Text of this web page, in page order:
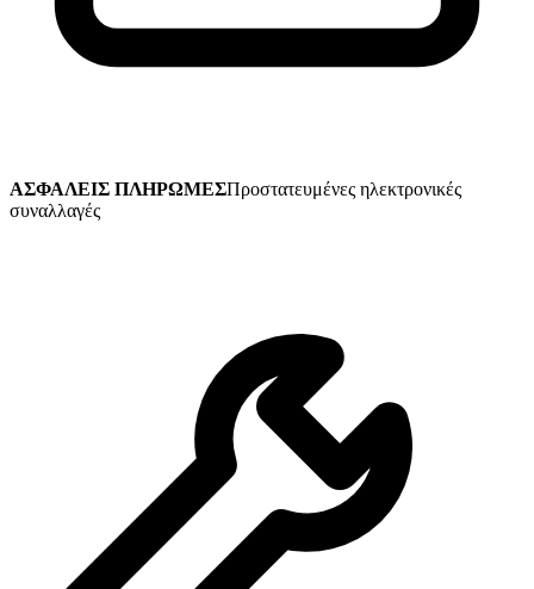
ΑΣΦΑΛΕΙΣ ΠΛΗΡΩΜΕΣΠροστατευμένες ηλεκτρονικές
συναλλαγές